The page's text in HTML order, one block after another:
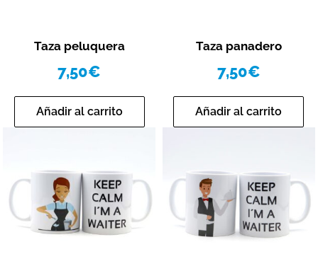
Taza peluquera
7,50€
Añadir al carrito
Taza panadero
7,50€
Añadir al carrito